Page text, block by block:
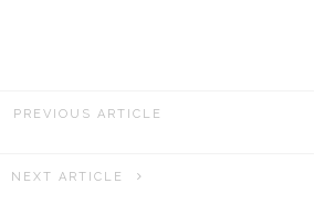
PREVIOUS ARTICLE
NEXT ARTICLE